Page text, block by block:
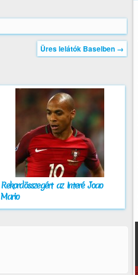
Üres lelátók Baselben →
Rekordösszegért az Interé Joao
Mario